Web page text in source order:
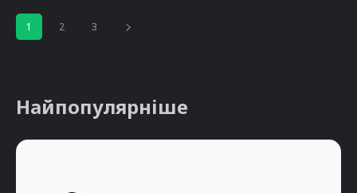
1 2 3
Найпопулярніше